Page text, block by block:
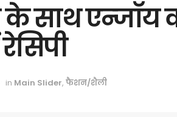
साथ एन्जॉय
in Main Slider, फैशन/शैली